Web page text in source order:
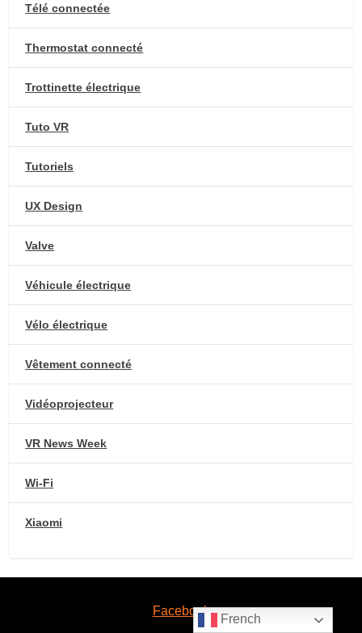
Télé connectée
Thermostat connecté
Trottinette électrique
Tuto VR
Tutoriels
UX Design
Valve
Véhicule électrique
Vélo électrique
Vêtement connecté
Vidéoprojecteur
VR News Week
Wi-Fi
Xiaomi
Facebook
French